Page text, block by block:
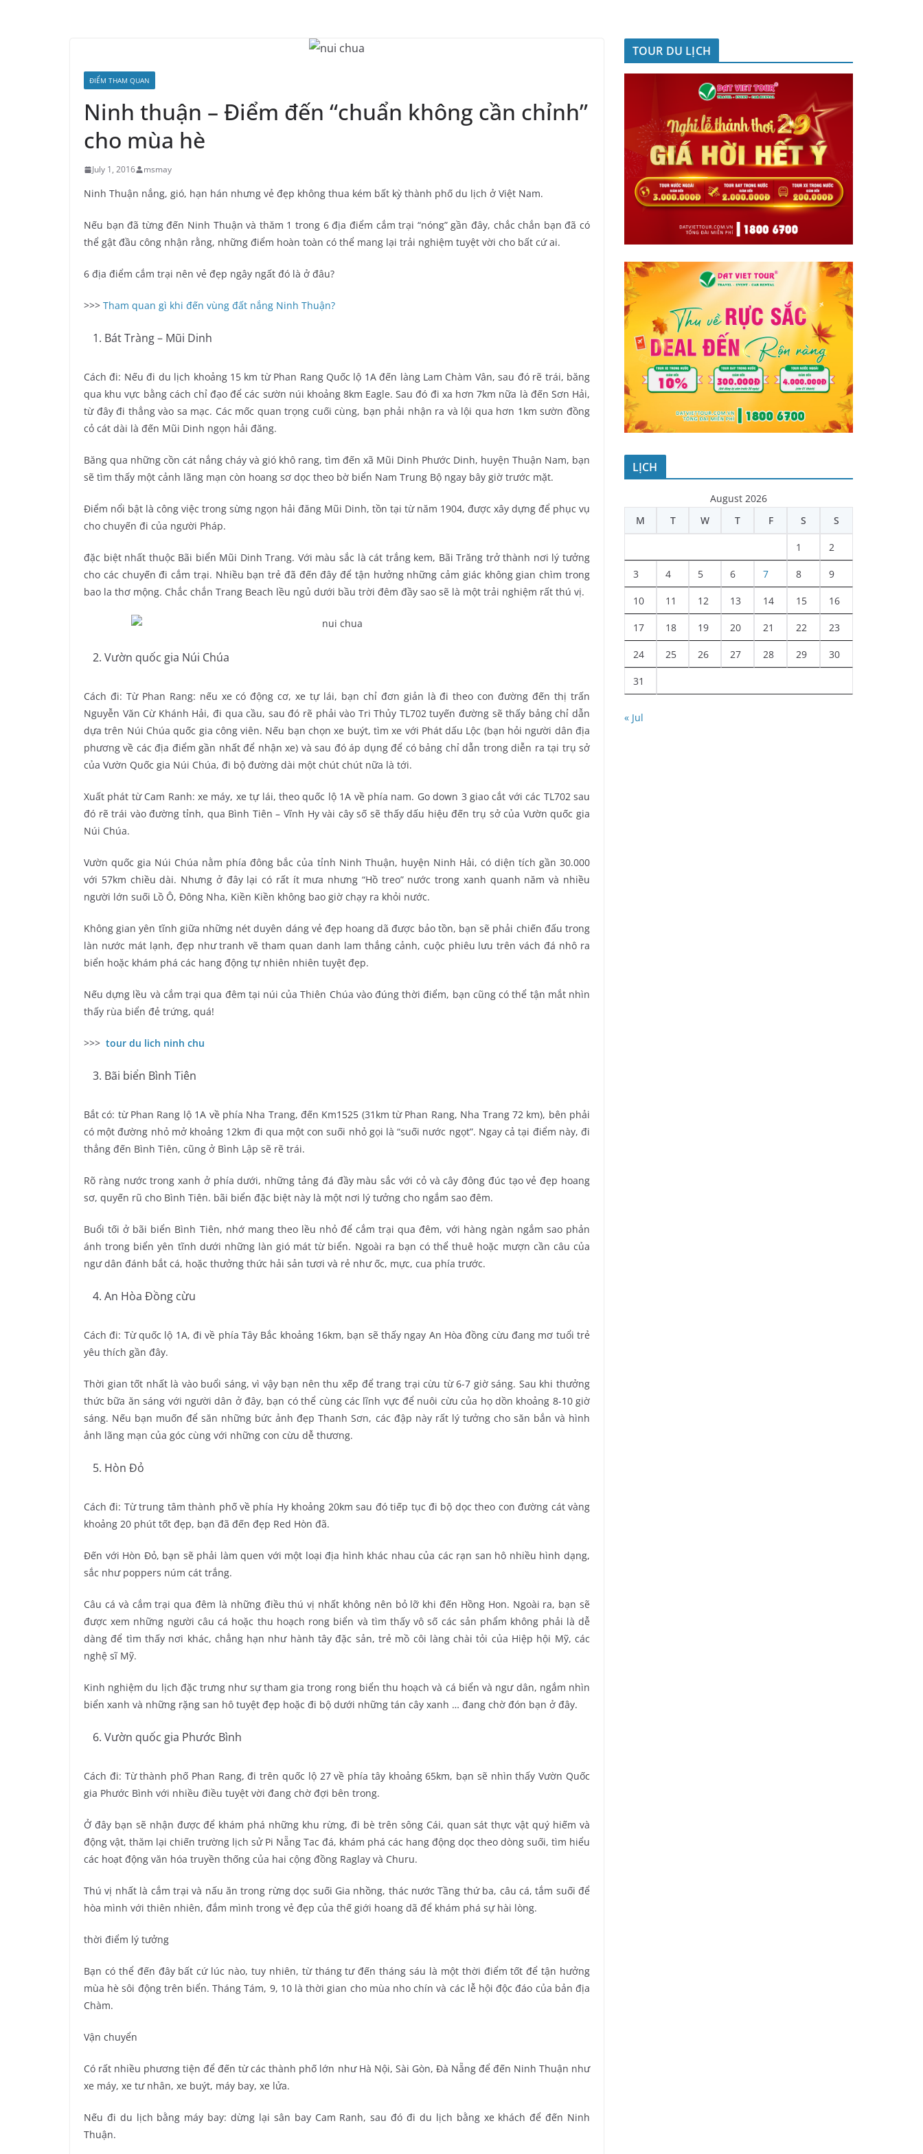
ĐIỂM THAM QUAN
Ninh thuận – Điểm đến “chuẩn không cần chỉnh”
cho mùa hè
July 1, 2016 msmay
Ninh Thuận nắng, gió, hạn hán nhưng vẻ đẹp không thua kém bất kỳ thành phố du lịch ở Việt Nam.
Nếu bạn đã từng đến Ninh Thuận và thăm 1 trong 6 địa điểm cắm trại “nóng” gần đây, chắc chắn bạn đã có
thể gật đầu công nhận rằng, những điểm hoàn toàn có thể mang lại trải nghiệm tuyệt vời cho bất cứ ai.
6 địa điểm cắm trại nên vẻ đẹp ngây ngất đó là ở đâu?
>>> Tham quan gì khi đến vùng đất nắng Ninh Thuận?
Bát Tràng – Mũi Dinh
Cách đi: Nếu đi du lịch khoảng 15 km từ Phan Rang Quốc lộ 1A đến làng Lam Chàm Vân, sau đó rẽ trái, băng
qua khu vực bằng cách chỉ đạo để các sườn núi khoảng 8km Eagle. Sau đó đi xa hơn 7km nữa là đến Sơn Hải,
từ đây đi thẳng vào sa mạc. Các mốc quan trọng cuối cùng, bạn phải nhận ra và lội qua hơn 1km sườn đồng
cỏ cát dài là đến Mũi Dinh ngọn hải đăng.
Băng qua những cồn cát nắng cháy và gió khô rang, tìm đến xã Mũi Dinh Phước Dinh, huyện Thuận Nam, bạn
sẽ tìm thấy một cảnh lãng mạn còn hoang sơ dọc theo bờ biển Nam Trung Bộ ngay bây giờ trước mặt.
Điểm nổi bật là công việc trong sừng ngọn hải đăng Mũi Dinh, tồn tại từ năm 1904, được xây dựng để phục vụ
cho chuyến đi của người Pháp.
đặc biệt nhất thuộc Bãi biển Mũi Dinh Trang. Với màu sắc là cát trắng kem, Bãi Trăng trở thành nơi lý tưởng
cho các chuyến đi cắm trại. Nhiều bạn trẻ đã đến đây để tận hưởng những cảm giác không gian chìm trong
bao la thơ mộng. Chắc chắn Trang Beach lều ngủ dưới bầu trời đêm đầy sao sẽ là một trải nghiệm rất thú vị.
Vườn quốc gia Núi Chúa
Cách đi: Từ Phan Rang: nếu xe có động cơ, xe tự lái, bạn chỉ đơn giản là đi theo con đường đến thị trấn
Nguyễn Văn Cừ Khánh Hải, đi qua cầu, sau đó rẽ phải vào Tri Thủy TL702 tuyến đường sẽ thấy bảng chỉ dẫn
dựa trên Núi Chúa quốc gia công viên. Nếu bạn chọn xe buýt, tìm xe với Phát dấu Lộc (bạn hỏi người dân địa
phương về các địa điểm gần nhất để nhận xe) và sau đó áp dụng để có bảng chỉ dẫn trong diễn ra tại trụ sở
của Vườn Quốc gia Núi Chúa, đi bộ đường dài một chút chút nữa là tới.
Xuất phát từ Cam Ranh: xe máy, xe tự lái, theo quốc lộ 1A về phía nam. Go down 3 giao cắt với các TL702 sau
đó rẽ trái vào đường tỉnh, qua Bình Tiên – Vĩnh Hy vài cây số sẽ thấy dấu hiệu đến trụ sở của Vườn quốc gia
Núi Chúa.
Vườn quốc gia Núi Chúa nằm phía đông bắc của tỉnh Ninh Thuận, huyện Ninh Hải, có diện tích gần 30.000
với 57km chiều dài. Nhưng ở đây lại có rất ít mưa nhưng “Hồ treo” nước trong xanh quanh năm và nhiều
người lớn suối Lồ Ô, Đông Nha, Kiền Kiền không bao giờ chạy ra khỏi nước.
Không gian yên tĩnh giữa những nét duyên dáng vẻ đẹp hoang dã được bảo tồn, bạn sẽ phải chiến đấu trong
làn nước mát lạnh, đẹp như tranh vẽ tham quan danh lam thắng cảnh, cuộc phiêu lưu trên vách đá nhô ra
biển hoặc khám phá các hang động tự nhiên nhiên tuyệt đẹp.
Nếu dựng lều và cắm trại qua đêm tại núi của Thiên Chúa vào đúng thời điểm, bạn cũng có thể tận mắt nhìn
thấy rùa biển đẻ trứng, quá!
>>> tour du lich ninh chu
Bãi biển Bình Tiên
Bắt có: từ Phan Rang lộ 1A về phía Nha Trang, đến Km1525 (31km từ Phan Rang, Nha Trang 72 km), bên phải
có một đường nhỏ mở khoảng 12km đi qua một con suối nhỏ gọi là “suối nước ngọt”. Ngay cả tại điểm này, đi
thẳng đến Bình Tiên, cũng ở Bình Lập sẽ rẽ trái.
Rõ ràng nước trong xanh ở phía dưới, những tảng đá đầy màu sắc với cỏ và cây đông đúc tạo vẻ đẹp hoang
sơ, quyến rũ cho Bình Tiên. bãi biển đặc biệt này là một nơi lý tưởng cho ngắm sao đêm.
Buổi tối ở bãi biển Bình Tiên, nhớ mang theo lều nhỏ để cắm trại qua đêm, với hàng ngàn ngắm sao phản
ánh trong biển yên tĩnh dưới những làn gió mát từ biển. Ngoài ra bạn có thể thuê hoặc mượn cần câu của
ngư dân đánh bắt cá, hoặc thưởng thức hải sản tươi và rẻ như ốc, mực, cua phía trước.
An Hòa Đồng cừu
Cách đi: Từ quốc lộ 1A, đi về phía Tây Bắc khoảng 16km, bạn sẽ thấy ngay An Hòa đồng cừu đang mơ tuổi trẻ
yêu thích gần đây.
Thời gian tốt nhất là vào buổi sáng, vì vậy bạn nên thu xếp để trang trại cừu từ 6-7 giờ sáng. Sau khi thưởng
thức bữa ăn sáng với người dân ở đây, bạn có thể cùng các lĩnh vực để nuôi cừu của họ dồn khoảng 8-10 giờ
sáng. Nếu bạn muốn để săn những bức ảnh đẹp Thanh Sơn, các đập này rất lý tưởng cho săn bắn và hình
ảnh lãng mạn của góc cùng với những con cừu dễ thương.
Hòn Đỏ
Cách đi: Từ trung tâm thành phố về phía Hy khoảng 20km sau đó tiếp tục đi bộ dọc theo con đường cát vàng
khoảng 20 phút tốt đẹp, bạn đã đến đẹp Red Hòn đã.
Đến với Hòn Đỏ, bạn sẽ phải làm quen với một loại địa hình khác nhau của các rạn san hô nhiều hình dạng,
sắc như poppers núm cát trắng.
Câu cá và cắm trại qua đêm là những điều thú vị nhất không nên bỏ lỡ khi đến Hồng Hon. Ngoài ra, bạn sẽ
được xem những người câu cá hoặc thu hoạch rong biển và tìm thấy vô số các sản phẩm không phải là dễ
dàng để tìm thấy nơi khác, chẳng hạn như hành tây đặc sản, trẻ mồ côi làng chài tỏi của Hiệp hội Mỹ, các
nghệ sĩ Mỹ.
Kinh nghiệm du lịch đặc trưng như sự tham gia trong rong biển thu hoạch và cá biển và ngư dân, ngắm nhìn
biển xanh và những rặng san hô tuyệt đẹp hoặc đi bộ dưới những tán cây xanh … đang chờ đón bạn ở đây.
Vườn quốc gia Phước Bình
Cách đi: Từ thành phố Phan Rang, đi trên quốc lộ 27 về phía tây khoảng 65km, bạn sẽ nhìn thấy Vườn Quốc
gia Phước Bình với nhiều điều tuyệt vời đang chờ đợi bên trong.
Ở đây bạn sẽ nhận được để khám phá những khu rừng, đi bè trên sông Cái, quan sát thực vật quý hiếm và
động vật, thăm lại chiến trường lịch sử Pi Nẵng Tac đá, khám phá các hang động dọc theo dòng suối, tìm hiểu
các hoạt động văn hóa truyền thống của hai cộng đồng Raglay và Churu.
Thú vị nhất là cắm trại và nấu ăn trong rừng dọc suối Gia nhồng, thác nước Tầng thứ ba, câu cá, tắm suối để
hòa mình với thiên nhiên, đắm mình trong vẻ đẹp của thế giới hoang dã để khám phá sự hài lòng.
thời điểm lý tưởng
Bạn có thể đến đây bất cứ lúc nào, tuy nhiên, từ tháng tư đến tháng sáu là một thời điểm tốt để tận hưởng
mùa hè sôi động trên biển. Tháng Tám, 9, 10 là thời gian cho mùa nho chín và các lễ hội độc đáo của bản địa
Chàm.
Vận chuyển
Có rất nhiều phương tiện để đến từ các thành phố lớn như Hà Nội, Sài Gòn, Đà Nẵng để đến Ninh Thuận như
xe máy, xe tư nhân, xe buýt, máy bay, xe lửa.
Nếu đi du lịch bằng máy bay: dừng lại sân bay Cam Ranh, sau đó đi du lịch bằng xe khách để đến Ninh
Thuận.
TOUR DU LỊCH
LỊCH
August 2026
M
T W T F S S
1 2
3 4 5 6 7 8 9
10 11 12 13 14 15 16
17 18 19 20 21 22 23
24 25 26 27 28 29 30
31
« Jul